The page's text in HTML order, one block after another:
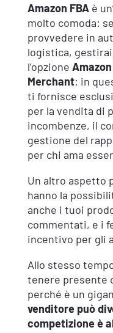
Amazon FBAè
molto comoda:
provvedere in
logistica,
l’opzione Amazon
Merchant: in
ti fornisce
per la vendita di
incombenze, il
gestione del
per chi ama
Un altro aspetto
hanno la
anche i tuoi
commentati, e i
incentivo per gli
Allo stesso
tenere presente
perché è un
venditore può
competizione è